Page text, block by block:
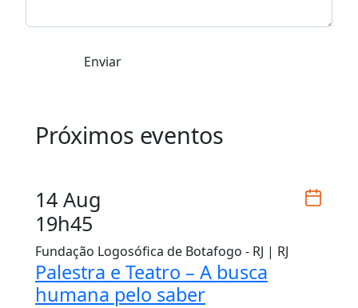
Enviar
Próximos eventos
14 Aug
19h45
Fundação Logosófica de Botafogo - RJ | RJ
Palestra e Teatro – A busca
humana pelo saber